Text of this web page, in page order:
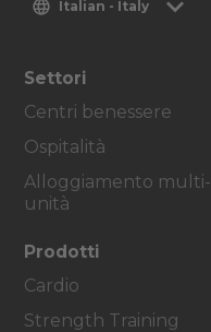
Italian - Italy
Settori
Centri benessere
Ospitalità
Alloggiamento multi-
unità
Prodotti
Cardio
Strength Training